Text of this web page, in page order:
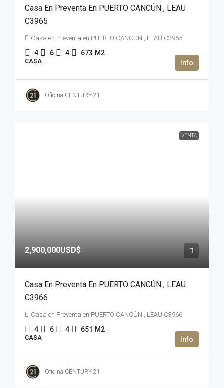
Casa En Preventa En PUERTO CANCÚN , LEAU
C3965
Casa en Preventa en PUERTO CANCÚN , LEAU C3965
4 6 4 673 M2
CASA
Oficina CENTURY 21
VENTA
2,900,000USD$
Casa En Preventa En PUERTO CANCÚN , LEAU
C3966
Casa en Preventa en PUERTO CANCÚN , LEAU C3966
4 6 4 651 M2
CASA
Oficina CENTURY 21